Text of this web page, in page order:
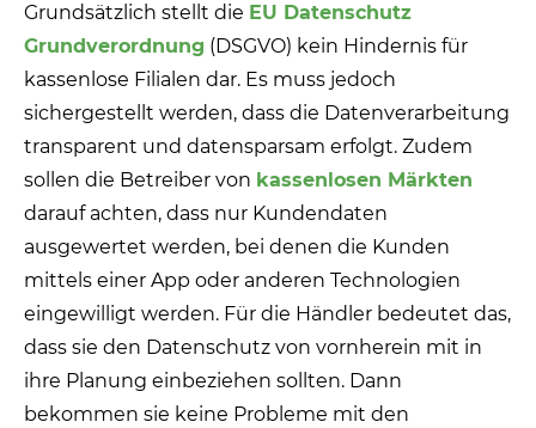
Grundsätzlich stellt die EU Datenschutz
Grundverordnung (DSGVO) kein Hindernis für
kassenlose Filialen dar. Es muss jedoch
sichergestellt werden, dass die Datenverarbeitung
transparent und datensparsam erfolgt. Zudem
sollen die Betreiber von kassenlosen Märkten
darauf achten, dass nur Kundendaten
ausgewertet werden, bei denen die Kunden
mittels einer App oder anderen Technologien
eingewilligt werden. Für die Händler bedeutet das,
dass sie den Datenschutz von vornherein mit in
ihre Planung einbeziehen sollten. Dann
bekommen sie keine Probleme mit den